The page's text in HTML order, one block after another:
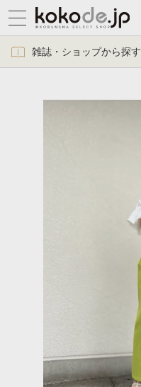
雑誌・ショップから探す